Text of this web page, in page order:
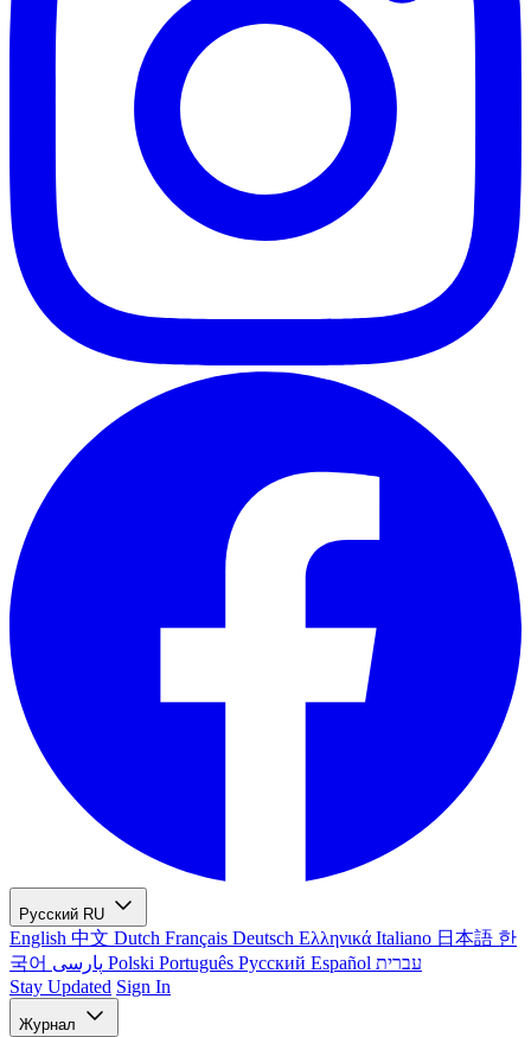
Русский RU
English 中文 Dutch Français Deutsch Ελληνικά Italiano 日本語 한
국어
Polski Português Русский Español עברית
Stay Updated Sign In
Журнал